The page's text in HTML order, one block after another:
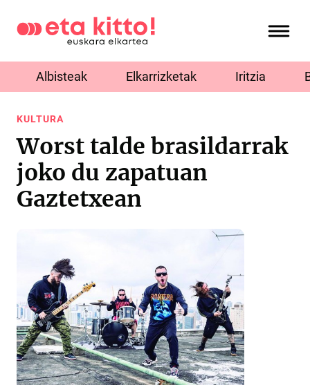
Albisteak Elkarrizketak Iritzia
KULTURA
Worst talde brasildarrak
joko du zapatuan
Gaztetxean